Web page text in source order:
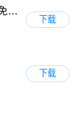
万能网卡声卡驱动一键安装免费绿色版 1.0
下载
下载